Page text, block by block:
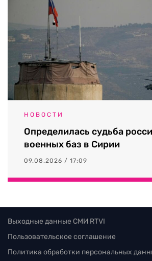
НОВОСТИ
Определилась судьба
военных баз в Сирии
09.08.2026 / 17:09
Выходные данные СМИ RTVI
Пользовательское соглашение
Политика обработки персональных